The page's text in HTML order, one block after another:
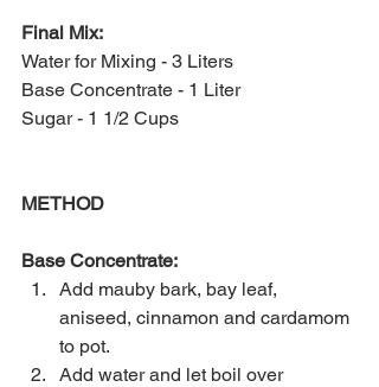
Final Mix:
Water for Mixing - 3 Liters
Base Concentrate - 1 Liter
Sugar - 1 1/2 Cups
METHOD
Base Concentrate:
Add mauby bark, bay leaf,
aniseed, cinnamon and cardamom
to pot.
Add water and let boil over